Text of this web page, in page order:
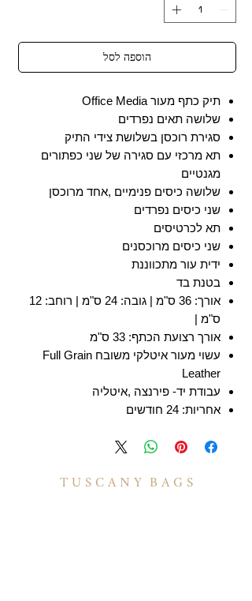
הוספה לסל
תיק כתף מעור Office Media
שלושה תאים נפרדים
סגירת רוכסן בשלושת צידי התיק
תא מרכזי עם סגירה של שני כפתורים
מגנטיים
שלושה כיסים פנימיים ,אחד מרוכסן
שני כיסים נפרדים
תא לכרטיסים
שני כיסים מרוכסנים
ידית עור מתכווננת
בטנת בד
אורך: 36 ס"מ | גובה: 24 ס"מ | רוחב: 12
ס"מ |
אורך רצועת הכתף: 33 ס"מ
עשוי מעור איטלקי משובח Full Grain
Leather
עבודת יד- פירנצה ,איטליה
אחריות: 24 חודשים
T U S C A N Y B A G S